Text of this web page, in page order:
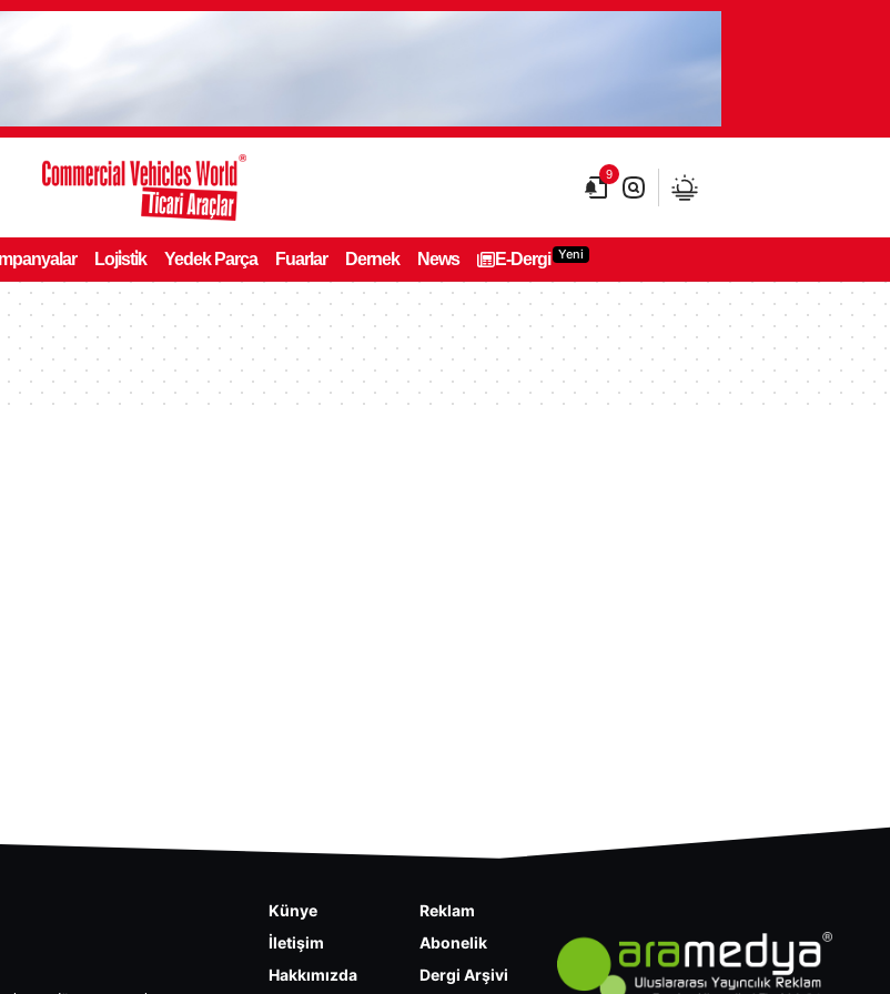
9
Loji̇sti̇k Yedek Parça Fuarlar Dernek News E-Dergi Yeni
Künye
İletişim
Hakkımızda
Reklam
Abonelik
Dergi Arşivi